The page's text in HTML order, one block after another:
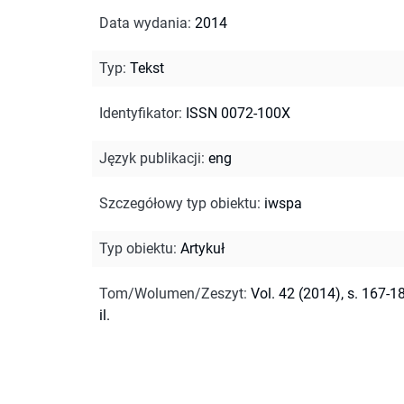
Data wydania: 2014
Typ: Tekst
Identyfikator: ISSN 0072-100X
Język publikacji: eng
Szczegółowy typ obiektu: iwspa
Typ obiektu: Artykuł
Tom/Wolumen/Zeszyt: Vol. 42 (2014), s. 167-
il.